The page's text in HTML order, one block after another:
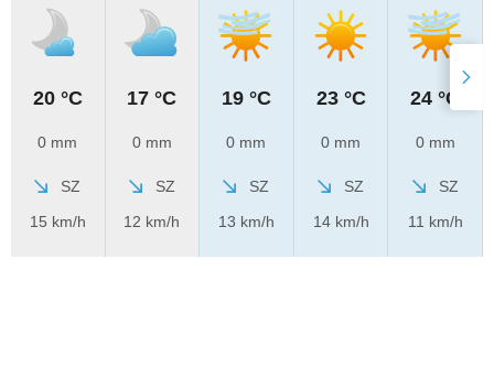
20 °C
0 mm
SZ
15 km/h
17 °C
0 mm
SZ
12 km/h
19 °C
0 mm
SZ
13 km/h
23 °C
0 mm
SZ
14 km/h
24 °C
0 mm
SZ
11 km/h